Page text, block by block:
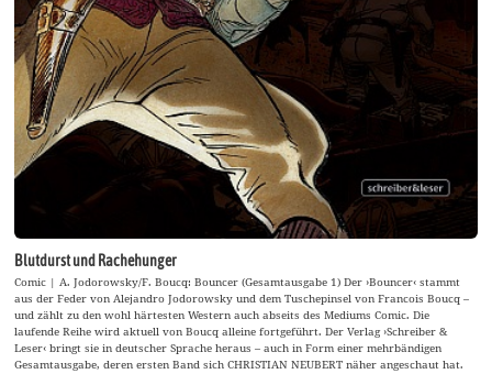
Blutdurst und Rachehunger
Comic | A. Jodorowsky/F. Boucq: Bouncer (Gesamtausgabe 1) Der ›Bouncer‹ stammt
aus der Feder von Alejandro Jodorowsky und dem Tuschepinsel von Francois Boucq –
und zählt zu den wohl härtesten Western auch abseits des Mediums Comic. Die
laufende Reihe wird aktuell von Boucq alleine fortgeführt. Der Verlag ›Schreiber &
Leser‹ bringt sie in deutscher Sprache heraus – auch in Form einer mehrbändigen
Gesamtausgabe, deren ersten Band sich CHRISTIAN NEUBERT näher angeschaut hat.